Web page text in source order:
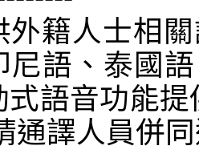
外籍人士相
尼語、泰國
式語音功能
通譯人員併